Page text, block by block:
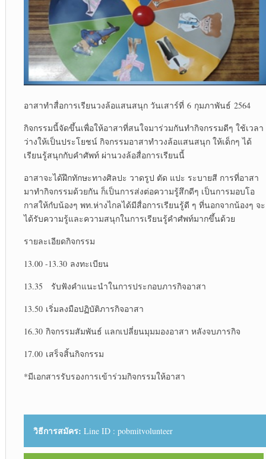
อาสาทำสื่อการเรียนวงล้อแสนสนุก วันเสาร์ที่ 6 กุมภาพันธ์ 2564
กิจกรรมนี้จัดขึ้นเพื่อให้อาสาที่สนใจมาร่วมกันทำกิจกรรมดีๆ ใช้เวลา
ว่างให้เป็นประโยชน์ กิจกรรมอาสาทำวงล้อแสนสนุก ให้เด็กๆ ได้
เรียนรู้สนุกกับคำศัพท์ ผ่านวงล้อสื่อการเรียนนี้
อาสาจะได้ฝึกทักษะทางศิลปะ วาดรูป ตัด แปะ ระบายสี การที่อาสา
มาทำกิจกรรมด้วยกัน ก็เป็นการส่งต่อความรู้สึกดีๆ เป็นการมอบโอ
กาสให้กํบน้องๆ พท.ห่างไกลได้มีสื่อการเรียนรู้ดี ๆ ที่นอกจากน้องๆ จะ
ได้รับความรู้และความสนุกในการเรียนรู้คำศํพท์มากขึ้นด้วย
รายละเอียดกิจกรรม
13.00 -13.30 ลงทะเบียน
13.35 รับฟังคำแนะนำในการประกอบภารกิจอาสา
13.50 เริ่มลงมือปฏิบัติภารกิจอาสา
16.30 กิจกรรมสัมพันธ์ แลกเปลี่ยนมุมมองอาสา หลังจบภารกิจ
17.00 เสร็จสิ้นกิจกรรม
*มีเอกสารรับรองการเข้าร่วมกิจกรรมให้อาสา
วิธีการสมัคร: Line ID : pobmitvolunteer